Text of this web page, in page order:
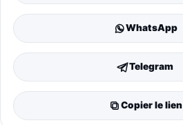
WhatsApp
Telegram
Copier le lien